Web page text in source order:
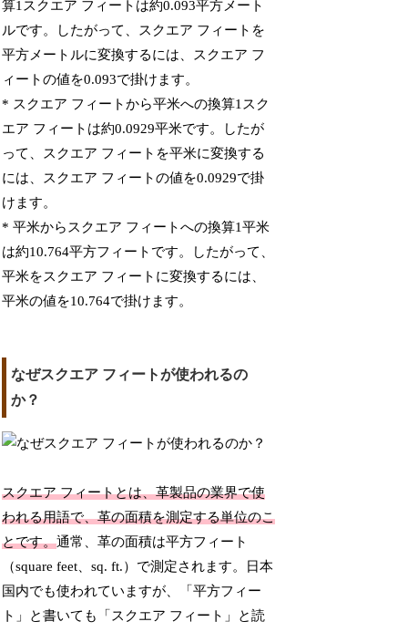
算1スクエア フィートは約0.093平方メート
ルです。したがって、スクエア フィートを
平方メートルに変換するには、スクエア フ
ィートの値を0.093で掛けます。
* スクエア フィートから平米への換算1スク
エア フィートは約0.0929平米です。したが
って、スクエア フィートを平米に変換する
には、スクエア フィートの値を0.0929で掛
けます。
* 平米からスクエア フィートへの換算1平米
は約10.764平方フィートです。したがって、
平米をスクエア フィートに変換するには、
平米の値を10.764で掛けます。
なぜスクエア フィートが使われるの
か？
スクエア フィートとは、革製品の業界で使
われる用語で、革の面積を測定する単位のこ
とです。通常、革の面積は平方フィート
（square feet、sq. ft.）で測定されます。日本
国内でも使われていますが、「平方フィー
ト」と書いても「スクエア フィート」と読